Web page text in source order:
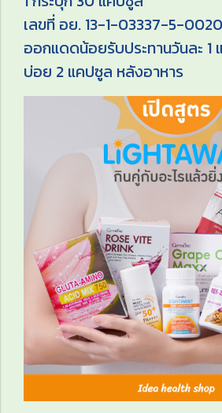
เลขที่ อย. 13-1-03337-5-0020
ออกแดดน้อยรับประทานวันละ
บ่อย 2 แคปซูล หลังอาหาร